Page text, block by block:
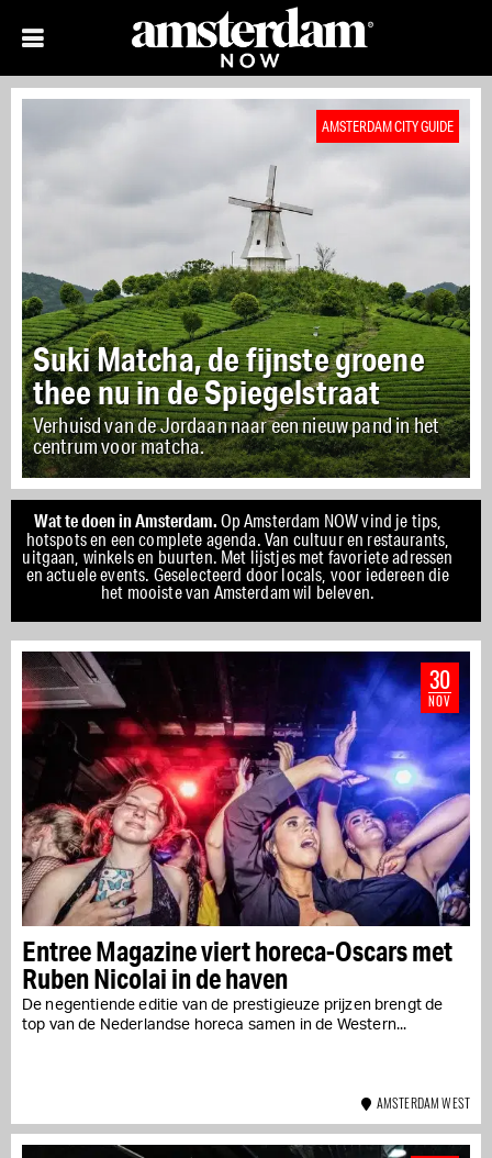
AMSTERDAM CITY GUIDE
Waarom Rum Barrel de beste
plek is voor serieuze Tiki
cocktails
Verdiep je in een enorme collectie van ruim
driehonderd flessen uit de hele wereld.
Wat te doen in Amsterdam.Op Amsterdam NOW vind je tips,
hotspots en een complete agenda. Van cultuur en restaurants,
uitgaan, winkels en buurten. Met lijstjes met favoriete adressen
en actuele events. Geselecteerd door locals, voor iedereen die
het mooiste van Amsterdam wil beleven.
Entree Magazine viert horeca-Oscars met
Ruben Nicolai in de haven
De negentiende editie van de prestigieuze prijzen brengt de
top van de Nederlandse horeca samen in de Western...
30
NOV
AMSTERDAM WEST